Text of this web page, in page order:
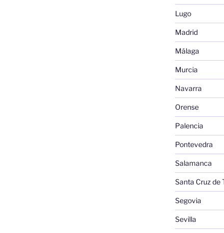
Lugo
Madrid
Málaga
Murcia
Navarra
Orense
Palencia
Pontevedra
Salamanca
Santa Cruz de
Segovia
Sevilla